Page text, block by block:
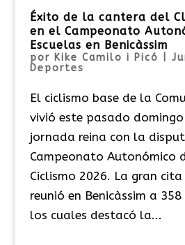
Éxito de la cantera del
en el Campeonato
Escuelas en Benicàssim
por Kike Camilo i Picó
Deportes
El ciclismo base de la
vivió este pasado
jornada reina con la
Campeonato Autonómico
Ciclismo 2026. La gran
reunió en Benicàssim a
los cuales destacó la...